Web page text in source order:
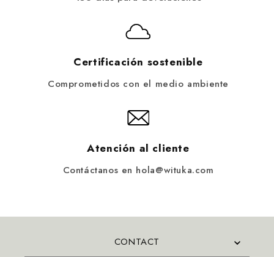
Certificación sostenible
Comprometidos con el medio ambiente
Atención al cliente
Contáctanos en hola@wituka.com
CONTACT